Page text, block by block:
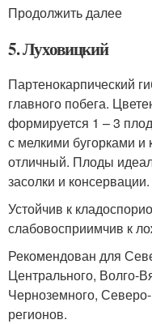
Продолжить далее
5. Луховицкий
Партенокарпический
главного побега.
формируется 1 – 3
с мелкими бугорками
отличный. Плоды
засолки и консервации.
Устойчив к
слабовосприимчив к
Рекомендован для
Центрального, Волго-
Черноземного,
регионов.